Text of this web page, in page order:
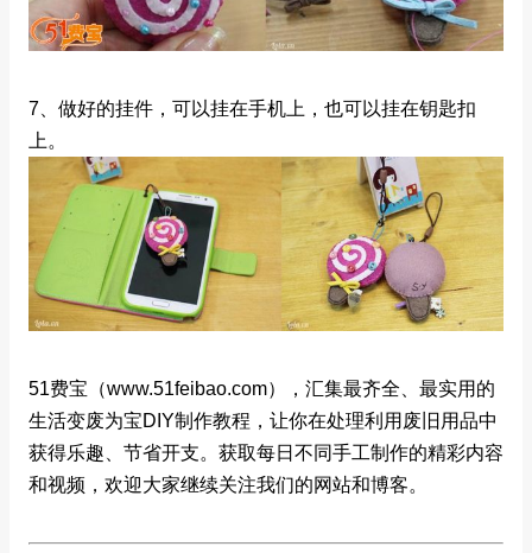
7、做好的挂件，可以挂在手机上，也可以挂在钥匙扣
上。
51费宝（www.51feibao.com），汇集最齐全、最实用的
生活变废为宝DIY制作教程，让你在处理利用废旧用品中
获得乐趣、节省开支。获取每日不同手工制作的精彩内容
和视频，欢迎大家继续关注我们的网站和博客。